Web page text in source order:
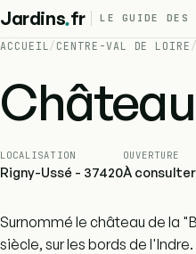
Jardins.fr LE GUIDE DES
ACCUEIL / CENTRE-VAL DE LOIRE /
LOCALISATION
Rigny-Ussé - 37420
OUVERTURE
À
Surnommé le château de la
siècle, sur les bords de l'Indre.